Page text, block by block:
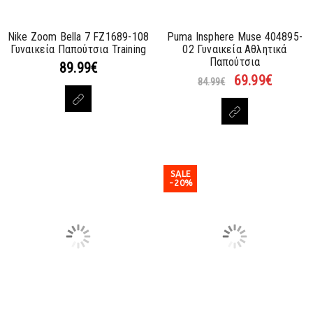
Nike Zoom Bella 7 FZ1689-108
Γυναικεία Παπούτσια Training
89.99€
Puma Insphere Muse 404895-
02 Γυναικεία Αθλητικά
Παπούτσια
84.99€ 69.99€
SALE
-20%